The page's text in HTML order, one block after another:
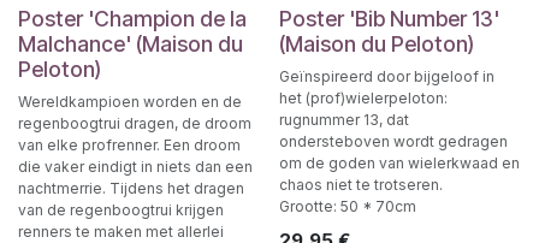
Poster 'Champion de la
Malchance' (Maison du
Peloton)
Wereldkampioen worden en de
regenboogtrui dragen, de droom
van elke profrenner. Een droom
die vaker eindigt in niets dan een
nachtmerrie. Tijdens het dragen
van de regenboogtrui krijgen
renners te maken met allerlei
Poster 'Bib Number 13'
(Maison du Peloton)
Geïnspireerd door bijgeloof in
het (prof)wielerpeloton:
rugnummer 13, dat
ondersteboven wordt gedragen
om de goden van wielerkwaad en
chaos niet te trotseren.
Grootte: 50 * 70cm